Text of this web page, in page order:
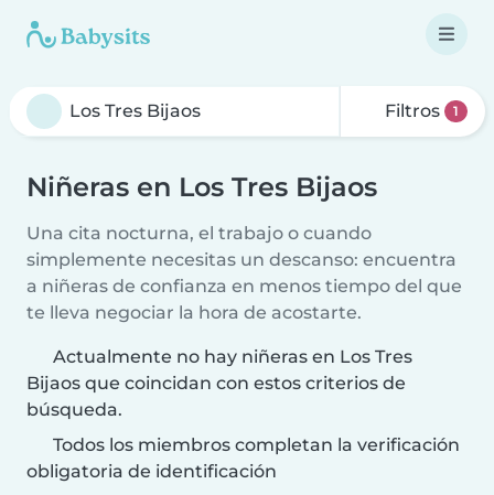
Filtros 1
Niñeras en Los Tres Bijaos
Una cita nocturna, el trabajo o cuando
simplemente necesitas un descanso: encuentra
a niñeras de confianza en menos tiempo del que
te lleva negociar la hora de acostarte.
Actualmente no hay niñeras en Los Tres
Bijaos que coincidan con estos criterios de
búsqueda.
Todos los miembros completan la verificación
obligatoria de identificación